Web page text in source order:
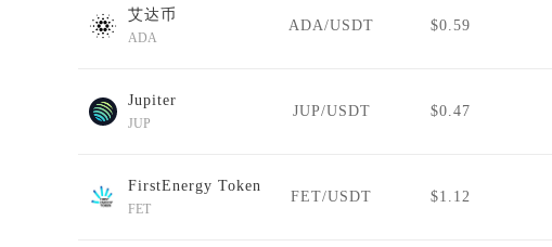
艾达币
ADA
ADA/USDT $0.59
Jupiter
JUP
JUP/USDT $0.47
FirstEnergy Token
FET
FET/USDT $1.12